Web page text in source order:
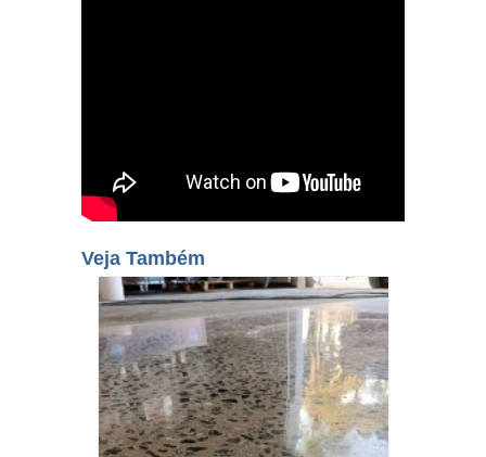
Veja Também